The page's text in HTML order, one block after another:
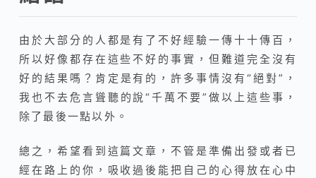
由於大部分的人都是有了不好經驗一傳十十傳百，
所以好像都存在這些不好的事實，但難道完全沒有
好的結果嗎？肯定是有的，許多事情沒有“絕對”，
我也不去危言聳聽的說“千萬不要”做以上這些事，
除了最後一點以外。
總之，希望看到這篇文章，不管是準備出發或者已
經在路上的你，吸收過後能把自己的心得放在心中